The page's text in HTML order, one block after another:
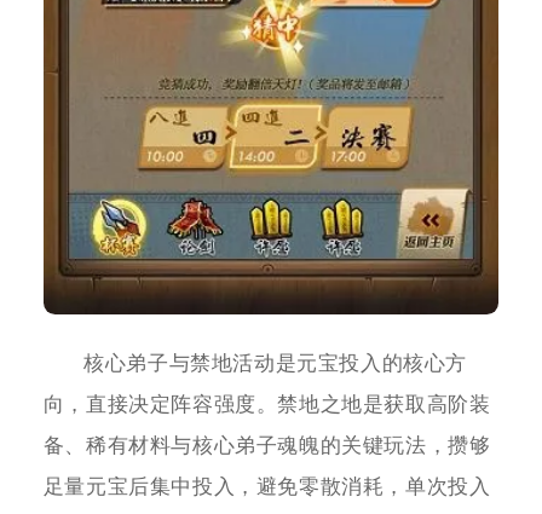
核心弟子与禁地活动是元宝投入的核心方
向，直接决定阵容强度。禁地之地是获取高阶装
备、稀有材料与核心弟子魂魄的关键玩法，攒够
足量元宝后集中投入，避免零散消耗，单次投入